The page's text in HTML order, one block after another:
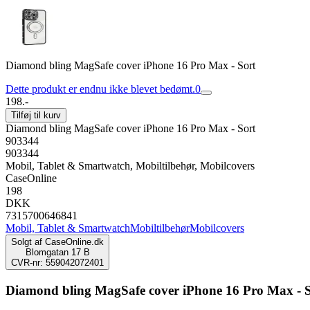
Diamond bling MagSafe cover iPhone 16 Pro Max - Sort
Dette produkt er endnu ikke blevet bedømt.0
198.-
Tilføj til kurv
Diamond bling MagSafe cover iPhone 16 Pro Max - Sort
903344
903344
Mobil, Tablet & Smartwatch, Mobiltilbehør, Mobilcovers
CaseOnline
198
DKK
7315700646841
Mobil, Tablet & SmartwatchMobiltilbehørMobilcovers
Solgt af CaseOnline.dk
Blomgatan 17 B
CVR-nr: 559042072401
Diamond bling MagSafe cover iPhone 16 Pro Max -